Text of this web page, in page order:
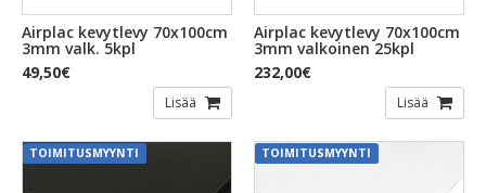
Airplac kevytlevy 70x100cm
3mm valk. 5kpl
49,50€
Lisää
Airplac kevytlevy 70x100cm
3mm valkoinen 25kpl
232,00€
Lisää
TOIMITUSMYYNTI TOIMITUSMYYNTI